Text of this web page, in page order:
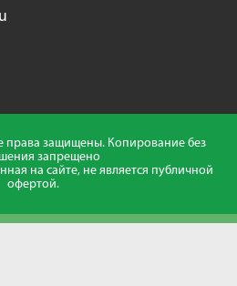
права защищены. Копирование без
запрещено
на сайте, не является публичной
офертой.